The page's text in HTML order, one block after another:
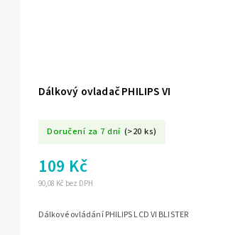
Dálkový ovladač PHILIPS VI
Doručení za 7 dní (>20 ks)
90,08 Kč bez DPH
109 Kč
Dálkové ovládání PHILIPS LCD VI BLISTER